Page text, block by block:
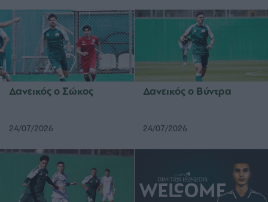
Δανεικός ο Σώκος
24/07/2026
Δανεικός ο Βύντρα
24/07/2026